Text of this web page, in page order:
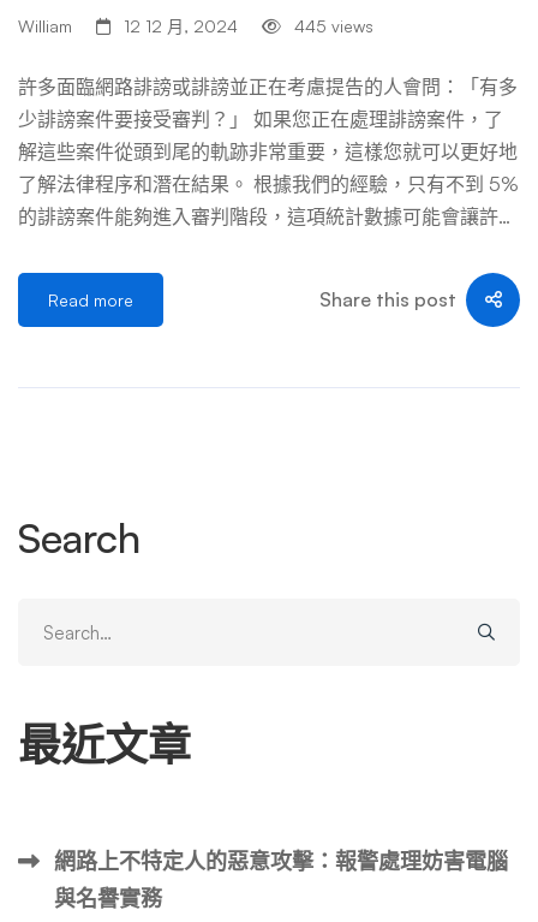
述對您造成了實際損害。這可能是經濟損失、精神痛苦或聲
明被告在做出虛假陳述時至少有疏忽。如果您是公眾人物，
您必須證明存在「實際惡意」—他們知道這是虛假的或罔顧
事實。 克服常見的防禦措施 即使您能夠證明上述要素，您
也必須做好準備以克服被告可能的辯護。 真相：該聲明基
本屬實 真相是抵禦誹謗的絕對防禦手段。如果該陳述基本
陳述不會構成誹謗。你必須證明該陳述是事實。 特權：背
景賦予豁免權 某些情況，例如法庭訴訟或立法辯論，可以
William 12 12 月, 2024 445 views
許多面臨網路誹謗或誹謗並正在考慮提告的人會問：「有多
少誹謗案件要接受審判？」 如果您正在處理誹謗案件，了
解這些案件從頭到尾的軌跡非常重要，這樣您就可以更好地
了解法律程序和潛在結果。 根據我們的經驗，只有不到 5%
的誹謗案件能夠進入審判階段，這項統計數據可能會讓許多
於被告的提前駁回的可能性、潛在的反訴以及財務考慮。此
外，涉及誹謗糾紛（與大多數民事訴訟一樣）的當事人通常
客戶提供指導，確保他們根據自己的具體情況做出明智的決
謗、口頭誹謗和書面誹謗的法律定義 誹謗是指向他人發表
分為兩種類型：書面誹謗（涉及書面陳述）和口頭誹謗（涉
及口頭陳述）。 書面誹謗的定義是什麼？ 書面誹謗被定義
損害個人或實體聲譽的虛假口頭聲明。它與誹謗相對應，專
門針對口頭誹謗。 書面誹謗和口頭誹謗之間的區別至關重
Read more Share this post
Search
for:
最近文章
網路上不特定人的惡意攻擊：報警處理妨害電腦
與名譽實務